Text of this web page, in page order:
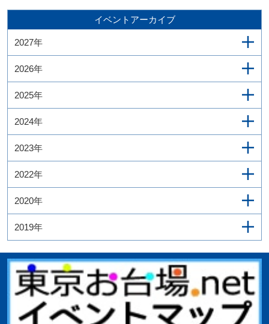
イベントアーカイブ
2027年
2026年
2025年
2024年
2023年
2022年
2020年
2019年